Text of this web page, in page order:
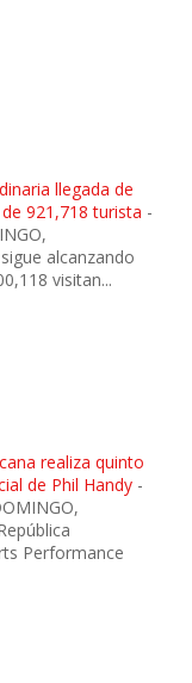
llegada de
921,718 turista -
alcanzando
visitan...
realiza quinto
de Phil Handy -
Performance